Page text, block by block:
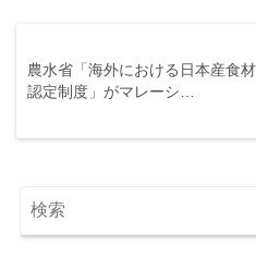
農水省「海外における日本産食
認定制度」がマレーシ…